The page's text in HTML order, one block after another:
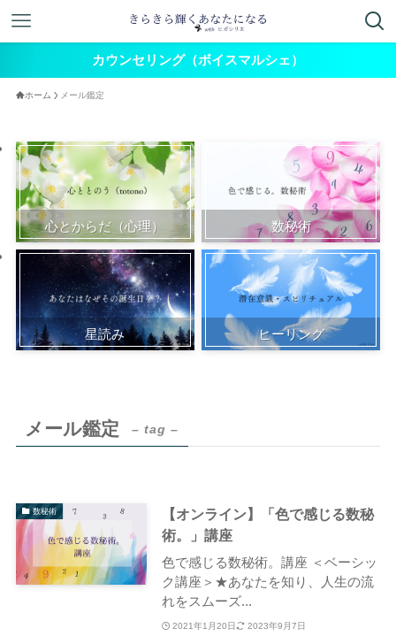
カウンセリング（ボイスマルシェ）
ホーム メール鑑定
心とからだ（心理） 数秘術
星読み ヒーリング
メール鑑定 – tag –
数秘術
【オンライン】「色で感じる数秘
術。」講座
色で感じる数秘術。講座 ＜ベーシッ
ク講座＞★あなたを知り、人生の流
れをスムーズ...
2021年1月20日 2023年9月7日